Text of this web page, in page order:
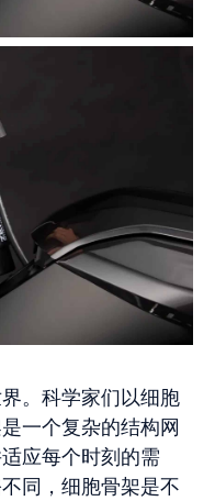
。科学家们以细胞
一个复杂的结构网
应每个时刻的需
同，细胞骨架是不